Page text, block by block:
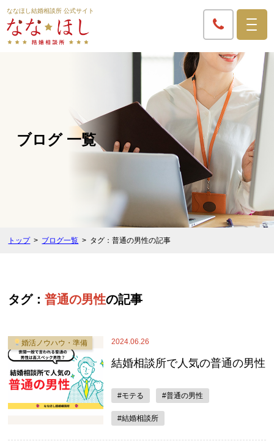
ななほし結婚相談所 公式サイト
ブログ 一覧
トップ ブログ一覧 タグ：普通の男性の記事
タグ：普通の男性の記事
2024.06.26
婚活ノウハウ・準備
結婚相談所で人気の普通の男性
#モテる #普通の男性
#結婚相談所